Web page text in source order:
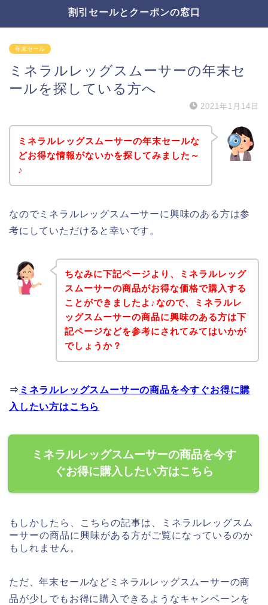
割引セールとクーポンの窓口
年末セール
ミネラルレッグスムーサーの年末セ
ールを探している方へ
2021年1月14日
ミネラルレッグスムーサーの年末セールな
どお得な情報がないかを探してみました～
♪
なのでミネラルレッグスムーサーに興味のある方は参
考にしていただけると幸いです。
ちなみに下記ページより、ミネラルレッグ
スムーサーの商品がお得な価格で購入する
ことができましたよ♪なので、ミネラルレ
ッグスムーサーの商品に興味のある方は下
記ページなどを参考にされてみてはいかが
でしょうか？
⇒ ミネラルレッグスムーサーの商品を今すぐお得に購
入したい方はこちら
ミネラルレッグスムーサーの商品を今す
ぐお得に購入したい方はこちら
もしかしたら、こちらの記事は、ミネラルレッグスム
ーサーの商品に興味がある方がご覧になっているのか
もしれません。
ただ、年末セールなどミネラルレッグスムーサーの商
品が少しでもお得に購入できるようなキャンペーンを